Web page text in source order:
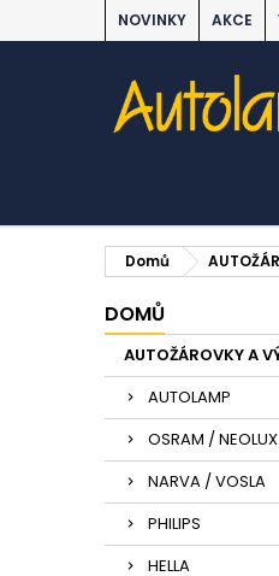
NOVINKY AKCE
Domů
DOMŮ
AUTOŽÁROVKY A
AUTOLAMP
OSRAM / NEOLUX
NARVA / VOSLA
PHILIPS
HELLA